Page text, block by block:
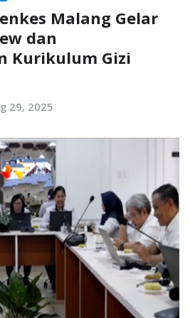
Malang Gelar
dan
Kurikulum Gizi
29, 2025